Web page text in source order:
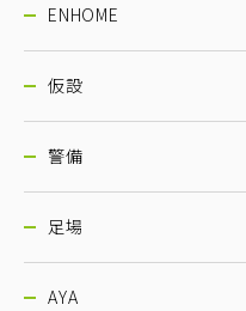
ENHOME
仮設
警備
足場
AYA